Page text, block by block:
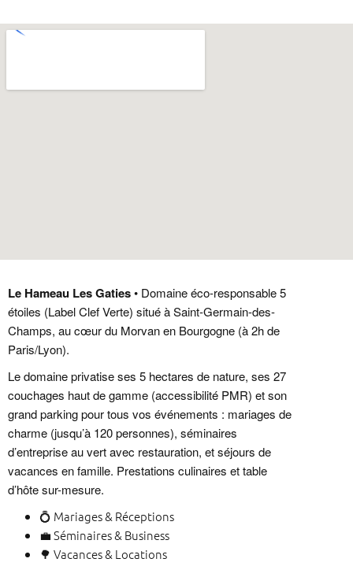
Le Hameau Les Gaties• Domaine éco-responsable 5
étoiles (Label Clef Verte) situé à Saint-Germain-des-
Champs, au cœur du Morvan en Bourgogne (à 2h de
Paris/Lyon).
Le domaine privatise ses 5 hectares de nature, ses 27
couchages haut de gamme (accessibilité PMR) et son
grand parking pour tous vos événements : mariages de
charme (jusqu’à 120 personnes), séminaires
d’entreprise au vert avec restauration, et séjours de
vacances en famille. Prestations culinaires et table
d’hôte sur-mesure.
💍 Mariages & Réceptions
💼Séminaires & Business
🌳 Vacances & Locations